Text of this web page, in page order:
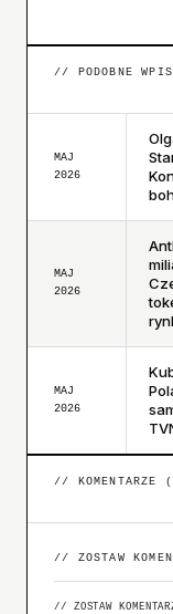
// PODOBNE
MAJ
2026
MAJ
2026
MAJ
2026
// KOMENTARZE (
// ZOSTAW
// ZOSTAW